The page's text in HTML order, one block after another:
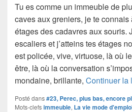
Tu es comme un immeuble de
caves aux greniers, je te connais
étages des cadavres aux souris.
escaliers et j’atteins tes étages
est policée, vive, virtuose, là où
être, là où la conversation
mondaine, brillante, Continuer la
Posté dans#23, Perec, plus bas, encore
Mots-clefsimmeuble, La vie mode